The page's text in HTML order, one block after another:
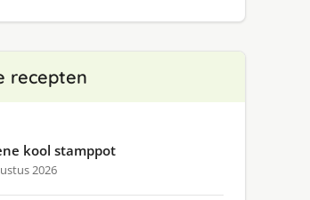
recepten
kool stamppot
2026